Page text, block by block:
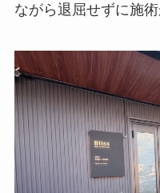
ながら退屈せずに施術